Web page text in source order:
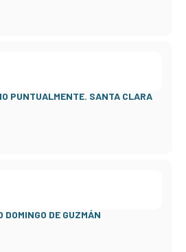
PUNTUALMENTE. SANTA CLARA
DOMINGO DE GUZMÁN